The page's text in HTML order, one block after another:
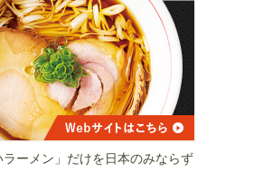
ラーメン」だけを日本のみならず